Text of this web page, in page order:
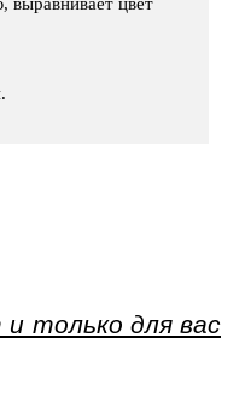
и только для вас